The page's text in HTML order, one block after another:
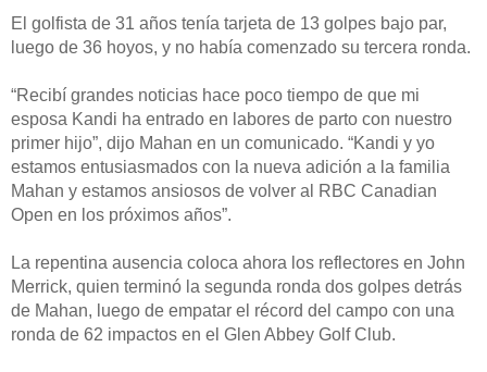
El golfista de 31 años tenía tarjeta de 13 golpes bajo par,
luego de 36 hoyos, y no había comenzado su tercera ronda.
“Recibí grandes noticias hace poco tiempo de que mi
esposa Kandi ha entrado en labores de parto con nuestro
primer hijo”, dijo Mahan en un comunicado. “Kandi y yo
estamos entusiasmados con la nueva adición a la familia
Mahan y estamos ansiosos de volver al RBC Canadian
Open en los próximos años”.
La repentina ausencia coloca ahora los reflectores en John
Merrick, quien terminó la segunda ronda dos golpes detrás
de Mahan, luego de empatar el récord del campo con una
ronda de 62 impactos en el Glen Abbey Golf Club.